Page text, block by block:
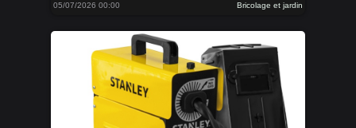
05/07/2026 00:00 Bricolage et jardin